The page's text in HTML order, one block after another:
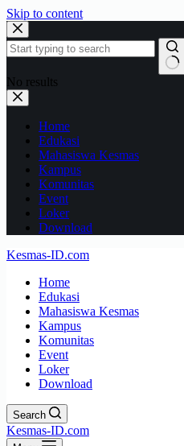
Skip to content
No results
Home
Edukasi
Mahasiswa Kesmas
Kampus
Komunitas
Event
Loker
Download
Kesmas-ID.com
Home
Edukasi
Mahasiswa Kesmas
Kampus
Komunitas
Event
Loker
Download
Search
Kesmas-ID.com